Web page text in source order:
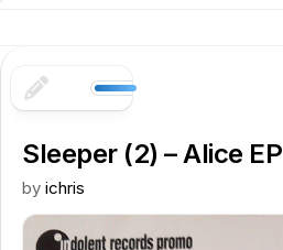
content
Sleeper (2) – Alice EP
by ichris